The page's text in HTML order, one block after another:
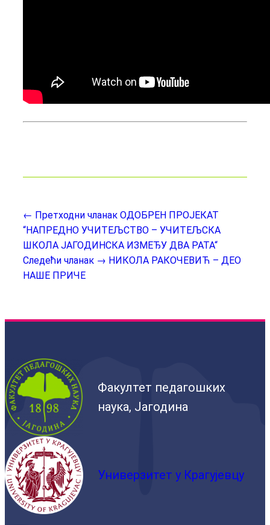
← Претходни чланак ОДОБРЕН ПРОЈЕКАТ
“НАПРЕДНО УЧИТЕЉСТВО – УЧИТЕЉСКА
ШКОЛА ЈАГОДИНСКА ИЗМЕЂУ ДВА РАТА“
Следећи чланак → НИКОЛА РАКОЧЕВИЋ – ДЕО
НАШЕ ПРИЧЕ
Факултет педагошких
наука, Јагодина
Универзитет у Крагујевцу